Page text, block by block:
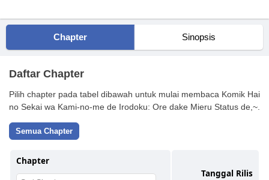
Chapter Sinopsis
Daftar Chapter
Pilih chapter pada tabel dibawah untuk mulai membaca Komik Hai
no Sekai wa Kami-no-me de Irodoku: Ore dake Mieru Status de,~.
Semua Chapter
Chapter
Tanggal Rilis